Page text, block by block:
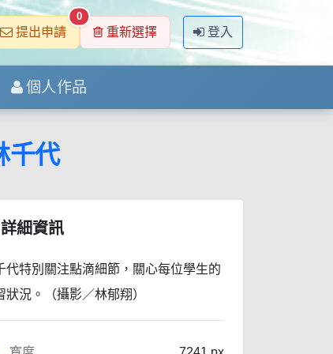
提出申請
0
重新選擇 登入
個人作品
千代
詳細資訊
代特別關注點滴細節，關心每位學生的
狀況。（攝影／林郁翔）